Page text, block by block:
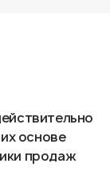
основе
продаж